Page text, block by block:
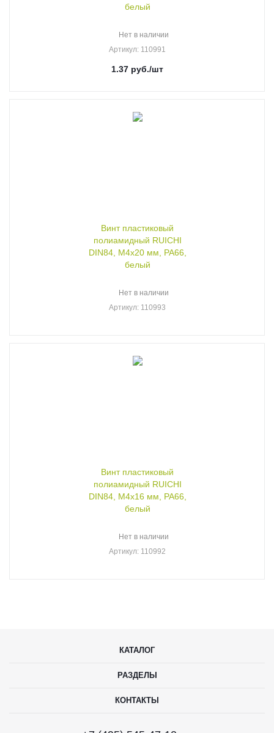
белый
Нет в наличии
Артикул: 110991
1.37 руб./шт
Винт пластиковый
полиамидный RUICHI
DIN84, М4x20 мм, PA66,
белый
Нет в наличии
Артикул: 110993
Винт пластиковый
полиамидный RUICHI
DIN84, М4x16 мм, PA66,
белый
Нет в наличии
Артикул: 110992
КАТАЛОГ
РАЗДЕЛЫ
КОНТАКТЫ